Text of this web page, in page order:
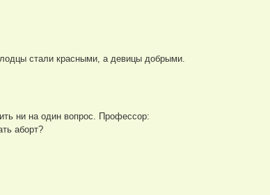
стали красными, а девицы добрыми.
ни на один вопрос. Профессор:
аборт?